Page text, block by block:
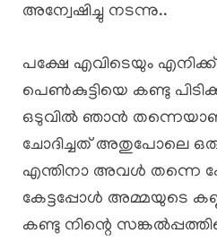
അന്വേഷിച്ചു നടന്നു..
പക്ഷേ എവിടെയും
പെൺകുട്ടിയെ കണ്ടു
ഒടുവിൽ ഞാൻ
ചോദിച്ചത് അതുപോലെ
എന്തിനാ അവൾ തന്നെ
കേട്ടപ്പോൾ അമ്മയുടെ
കണ്ടു നിന്റെ